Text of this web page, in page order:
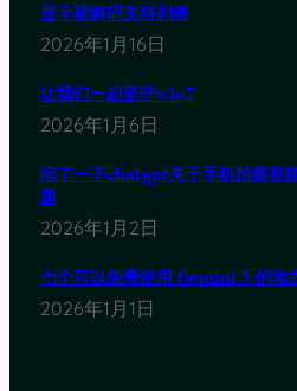
显卡硬解码支持列表
2026年1月16日
让我们一起坚守win7
2026年1月6日
问了一下chatgpt关于手机拍摄视
题
2026年1月2日
七个可以免费使用 Gemini 3 的地
2026年1月1日